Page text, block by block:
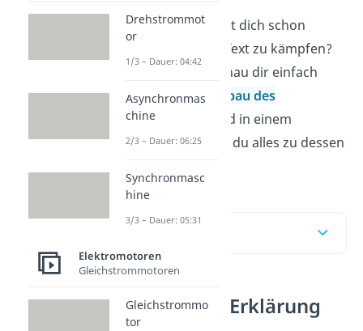
Du hast gar keine Lust dich schon
wieder durch so viel Text zu kämpfen?
Gar kein Problem, schau dir einfach
unser Video zumAufbau des
Elektromotors
an und in einem
weiteren Video lernst du alles zu dessen
Elektromotor Erklärung
Drehstrommot
or
1/3 – Dauer: 04:42
Asynchronmas
chine
2/3 – Dauer: 06:25
Synchronmasc
hine
3/3 – Dauer: 05:31
Elektromotoren
Gleichstrommotoren
Gleichstrommo
tor